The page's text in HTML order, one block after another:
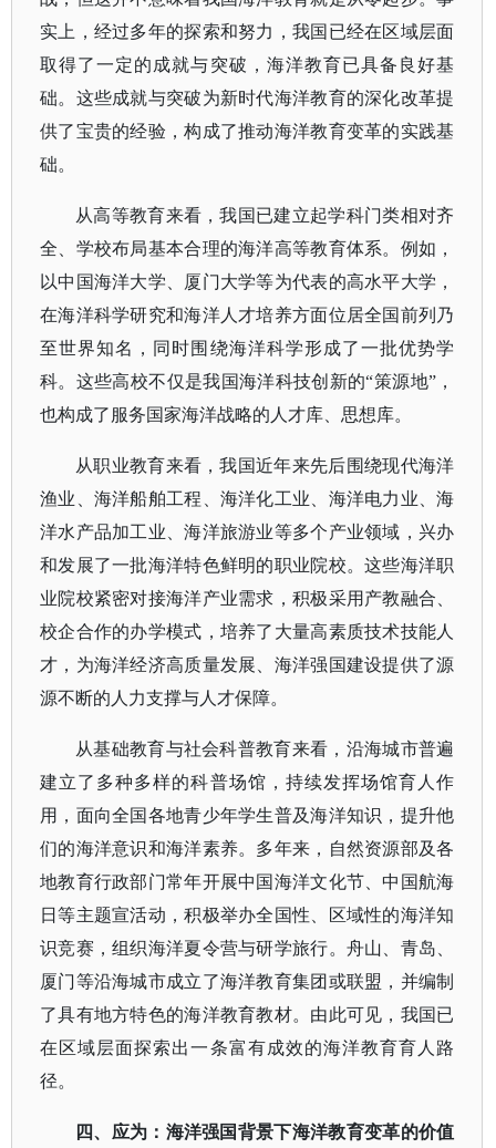
实上，经过多年的探索和努力，我国已经在区域层面
取得了一定的成就与突破，海洋教育已具备良好基
础。这些成就与突破为新时代海洋教育的深化改革提
供了宝贵的经验，构成了推动海洋教育变革的实践基
础。
从高等教育来看，我国已建立起学科门类相对齐
全、学校布局基本合理的海洋高等教育体系。例如，
以中国海洋大学、厦门大学等为代表的高水平大学，
在海洋科学研究和海洋人才培养方面位居全国前列乃
至世界知名，同时围绕海洋科学形成了一批优势学
科。这些高校不仅是我国海洋科技创新的“策源地”，
也构成了服务国家海洋战略的人才库、思想库。
从职业教育来看，我国近年来先后围绕现代海洋
渔业、海洋船舶工程、海洋化工业、海洋电力业、海
洋水产品加工业、海洋旅游业等多个产业领域，兴办
和发展了一批海洋特色鲜明的职业院校。这些海洋职
业院校紧密对接海洋产业需求，积极采用产教融合、
校企合作的办学模式，培养了大量高素质技术技能人
才，为海洋经济高质量发展、海洋强国建设提供了源
源不断的人力支撑与人才保障。
从基础教育与社会科普教育来看，沿海城市普遍
建立了多种多样的科普场馆，持续发挥场馆育人作
用，面向全国各地青少年学生普及海洋知识，提升他
们的海洋意识和海洋素养。多年来，自然资源部及各
地教育行政部门常年开展中国海洋文化节、中国航海
日等主题宣活动，积极举办全国性、区域性的海洋知
识竞赛，组织海洋夏令营与研学旅行。舟山、青岛、
厦门等沿海城市成立了海洋教育集团或联盟，并编制
了具有地方特色的海洋教育教材。由此可见，我国已
在区域层面探索出一条富有成效的海洋教育育人路
径。
四、应为：海洋强国背景下海洋教育变革的价值